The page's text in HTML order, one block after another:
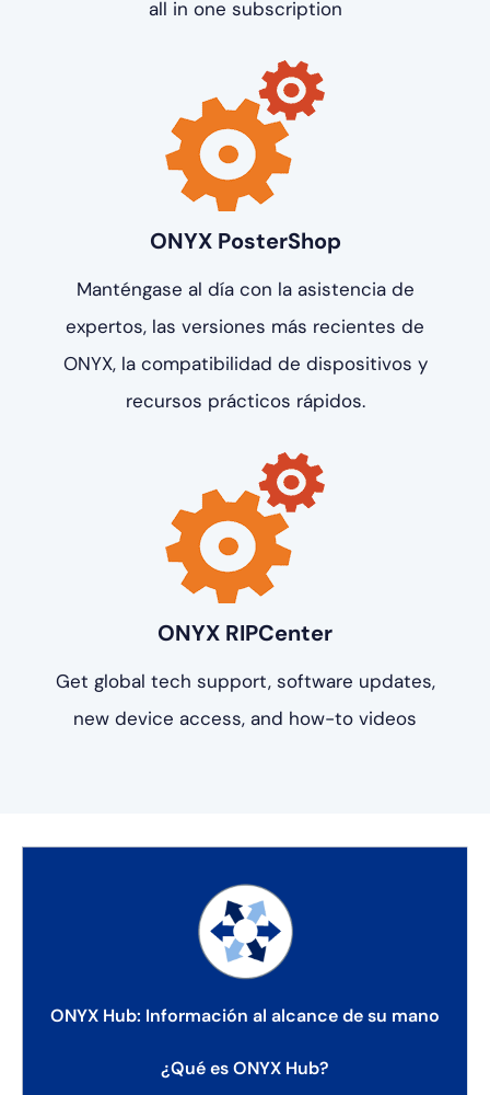
all in one subscription
ONYX PosterShop
Manténgase al día con la asistencia de
expertos, las versiones más recientes de
ONYX, la compatibilidad de dispositivos y
recursos prácticos rápidos.
ONYX RIPCenter
Get global tech support, software updates,
new device access, and how-to videos
ONYX Hub: Información al alcance de su mano
¿Qué es ONYX Hub?